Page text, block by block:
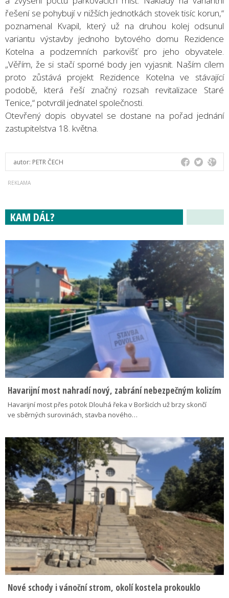
řešení se pohybují v nižších jednotkách stovek tisíc korun,“
poznamenal Kvapil, který už na druhou kolej odsunul
variantu výstavby jednoho bytového domu Rezidence
Kotelna a podzemních parkovišť pro jeho obyvatele.
„Věřím, že si stačí sporné body jen vyjasnit. Naším cílem
proto zůstává projekt Rezidence Kotelna ve stávající
podobě, která řeší značný rozsah revitalizace Staré
Tenice,“ potvrdil jednatel společnosti.
Otevřený dopis obyvatel se dostane na pořad jednání
zastupitelstva 18. května.
autor: PETR ČECH
KAM DÁL?
Havarijní most nahradí nový, zabrání nebezpečným kolizím
Havarijní most přes potok Dlouhá řeka v Boršicích už brzy skončí
ve sběrných surovinách, stavba nového…
Nové schody i vánoční strom, okolí kostela prokouklo